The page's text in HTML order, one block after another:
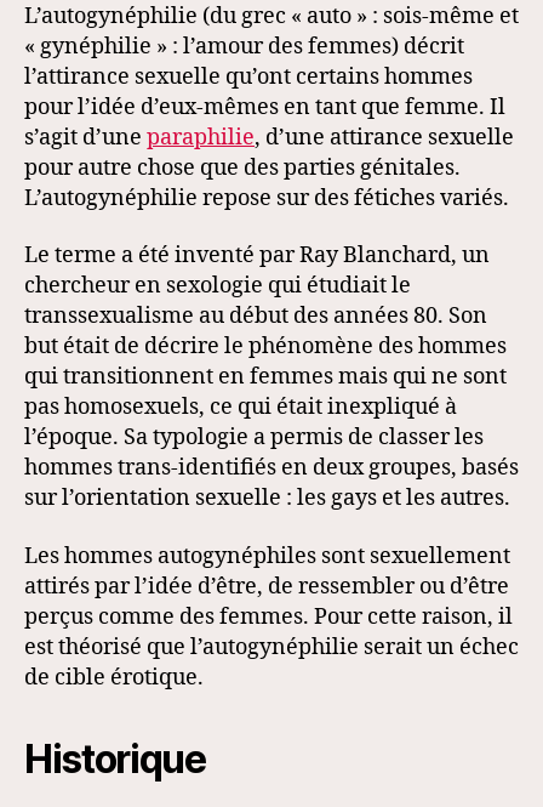
L’autogynéphilie (du grec « auto » : sois-même et
« gynéphilie » : l’amour des femmes) décrit
l’attirance sexuelle qu’ont certains hommes
pour l’idée d’eux-mêmes en tant que femme. Il
s’agit d’une paraphilie, d’une attirance sexuelle
pour autre chose que des parties génitales.
L’autogynéphilie repose sur des fétiches variés.
Le terme a été inventé par Ray Blanchard, un
chercheur en sexologie qui étudiait le
transsexualisme au début des années 80. Son
but était de décrire le phénomène des hommes
qui transitionnent en femmes mais qui ne sont
pas homosexuels, ce qui était inexpliqué à
l’époque. Sa typologie a permis de classer les
hommes trans-identifiés en deux groupes, basés
sur l’orientation sexuelle : les gays et les autres.
Les hommes autogynéphiles sont sexuellement
attirés par l’idée d’être, de ressembler ou d’être
perçus comme des femmes. Pour cette raison, il
est théorisé que l’autogynéphilie serait un échec
de cible érotique.
Historique